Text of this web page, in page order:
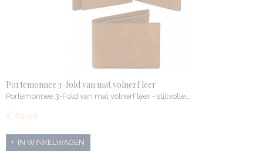
Portemonnee 3-fold van mat volnerf leer
Portemonnee 3-Fold van mat volnerf leer - stijlvolle…
€ 82,99
IN WINKELWAGEN